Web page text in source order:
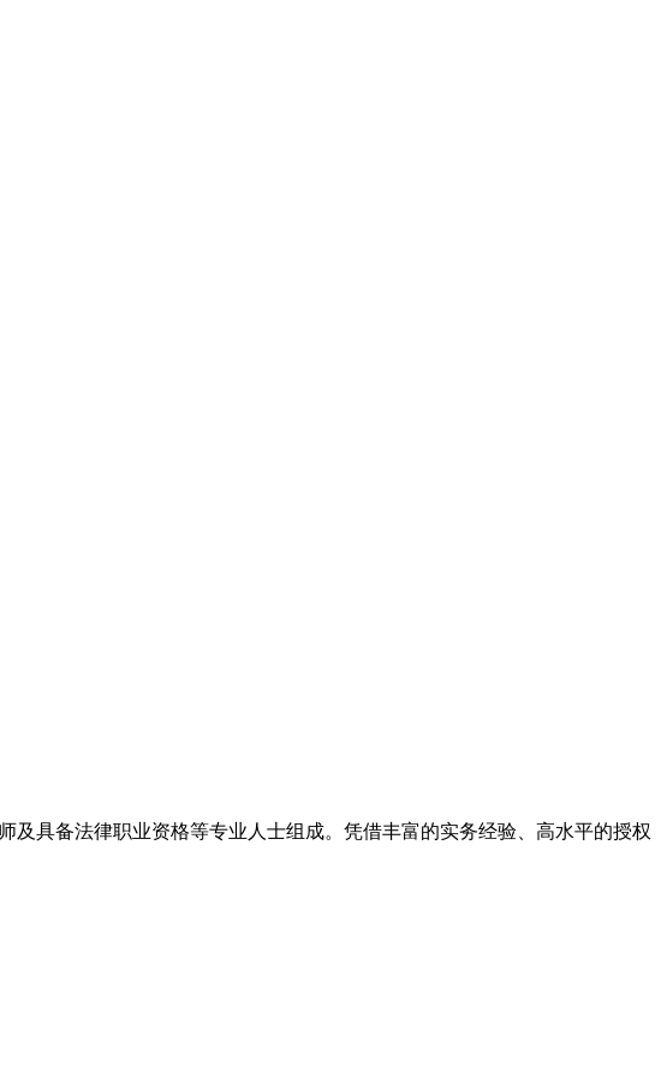
具备法律职业资格等专业人士组成。凭借丰富的实务经验、高水平的授权